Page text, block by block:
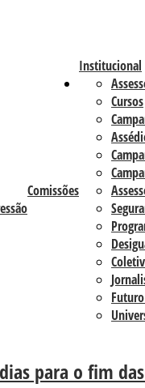
Institucional
Comissões
Cursos
para o fim